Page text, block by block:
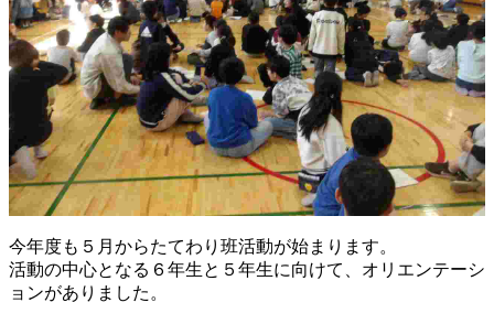
今年度も５月からたてわり班活動が始まります。
活動の中心となる６年生と５年生に向けて、オリエンテーシ
ョンがありました。